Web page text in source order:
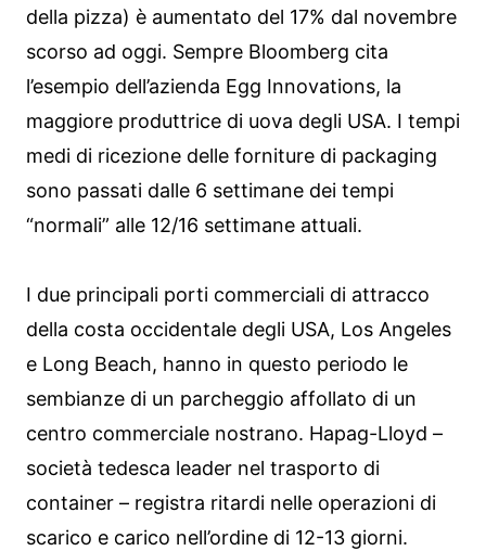
della pizza) è aumentato del 17% dal novembre
scorso ad oggi. Sempre Bloomberg cita
l’esempio dell’azienda Egg Innovations, la
maggiore produttrice di uova degli USA. I tempi
medi di ricezione delle forniture di packaging
sono passati dalle 6 settimane dei tempi
“normali” alle 12/16 settimane attuali.
I due principali porti commerciali di attracco
della costa occidentale degli USA, Los Angeles
e Long Beach, hanno in questo periodo le
sembianze di un parcheggio affollato di un
centro commerciale nostrano. Hapag-Lloyd –
società tedesca leader nel trasporto di
container – registra ritardi nelle operazioni di
scarico e carico nell’ordine di 12-13 giorni.